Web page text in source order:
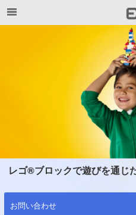
レゴ®ブロックで遊びを通じ
お問い合わせ